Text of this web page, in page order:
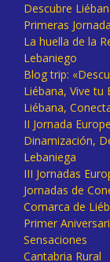
Descubre
Primeras
La huella de la
Lebaniego
Blog trip:
Liébana, Vive tu
Liébana,
II Jornada
Dinamización,
Lebaniega
III Jornadas
Jornadas de
Comarca de
Primer
Sensaciones
Cantabria Rural